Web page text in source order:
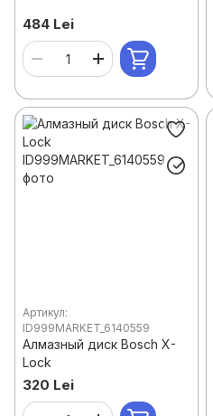
484 Lei
Артикул:
ID999MARKET_6140559
Алмазный диск Bosch X-
Lock
320 Lei